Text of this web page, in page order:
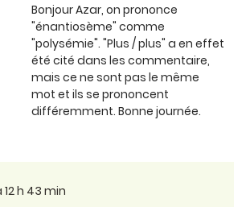
Bonjour Azar, on prononce
"énantiosème" comme
"polysémie". "Plus / plus" a en effet
été cité dans les commentaire,
mais ce ne sont pas le même
mot et ils se prononcent
différemment. Bonne journée.
12 h 43 min